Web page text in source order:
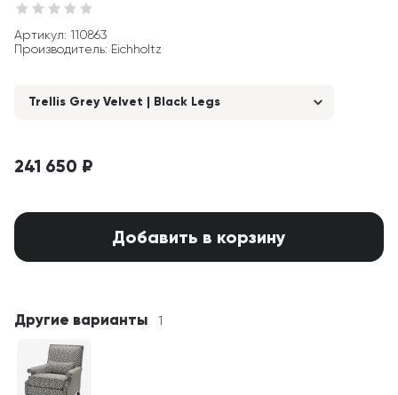
Артикул: 110863
Производитель: Eichholtz
Trellis Grey Velvet | Black Legs
241 650 ₽
Добавить в корзину
Другие варианты 1